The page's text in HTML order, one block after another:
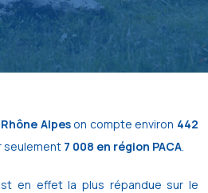
Alpeson compte environ 442
seulement 7 008 en région PACA.
en effet la plus répandue sur le